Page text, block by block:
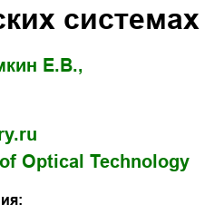
системах
Е.В.,
Optical Technology